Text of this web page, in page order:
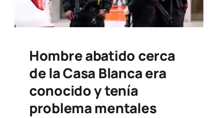
Hombre abatido cerca
de la Casa Blanca era
conocido y tenía
problema mentales